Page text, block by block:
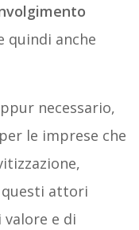
quindi anche
necessario,
le imprese che
questi attori
e di